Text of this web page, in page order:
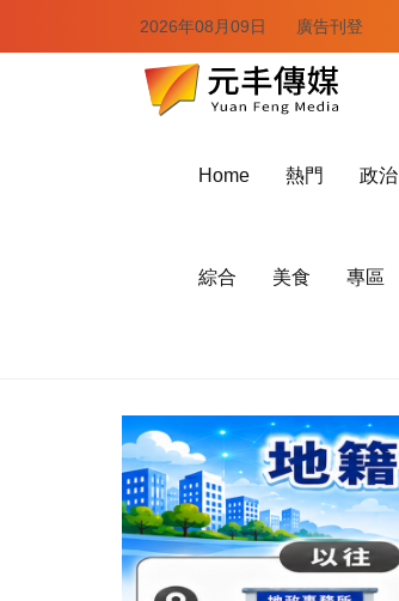
2026年08月09日 廣告刊登
Home 熱門 政治
綜合 美食 專區